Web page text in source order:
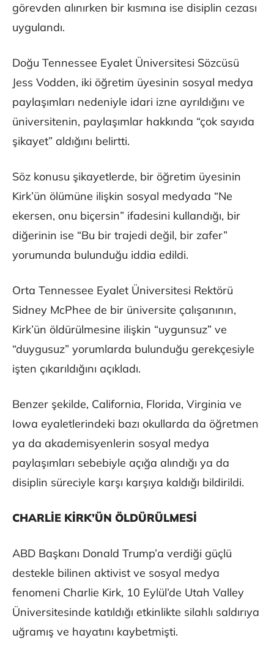
görevden alınırken bir kısmına ise disiplin cezası
uygulandı.
Doğu Tennessee Eyalet Üniversitesi Sözcüsü
Jess Vodden, iki öğretim üyesinin sosyal medya
paylaşımları nedeniyle idari izne ayrıldığını ve
üniversitenin, paylaşımlar hakkında “çok sayıda
şikayet” aldığını belirtti.
Söz konusu şikayetlerde, bir öğretim üyesinin
Kirk’ün ölümüne ilişkin sosyal medyada “Ne
ekersen, onu biçersin” ifadesini kullandığı, bir
diğerinin ise “Bu bir trajedi değil, bir zafer”
yorumunda bulunduğu iddia edildi.
Orta Tennessee Eyalet Üniversitesi Rektörü
Sidney McPhee de bir üniversite çalışanının,
Kirk’ün öldürülmesine ilişkin “uygunsuz” ve
“duygusuz” yorumlarda bulunduğu gerekçesiyle
işten çıkarıldığını açıkladı.
Benzer şekilde, California, Florida, Virginia ve
Iowa eyaletlerindeki bazı okullarda da öğretmen
ya da akademisyenlerin sosyal medya
paylaşımları sebebiyle açığa alındığı ya da
disiplin süreciyle karşı karşıya kaldığı bildirildi.
CHARLİE KİRK’ÜN ÖLDÜRÜLMESİ
ABD Başkanı Donald Trump’a verdiği güçlü
destekle bilinen aktivist ve sosyal medya
fenomeni Charlie Kirk, 10 Eylül’de Utah Valley
Üniversitesinde katıldığı etkinlikte silahlı saldırıya
uğramış ve hayatını kaybetmişti.